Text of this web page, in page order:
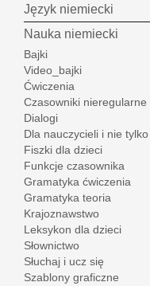
Język niemiecki
Nauka niemiecki
Bajki
Video_bajki
Ćwiczenia
Czasowniki nieregularne
Dialogi
Dla nauczycieli i nie tylko
Fiszki dla dzieci
Funkcje czasownika
Gramatyka ćwiczenia
Gramatyka teoria
Krajoznawstwo
Leksykon dla dzieci
Słownictwo
Słuchaj i ucz się
Szablony graficzne